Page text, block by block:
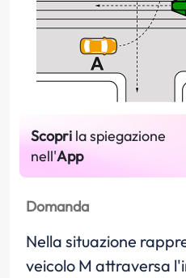
Scopri la spiegazione
nell'App
Domanda
Nella situazione
veicolo M attraversa